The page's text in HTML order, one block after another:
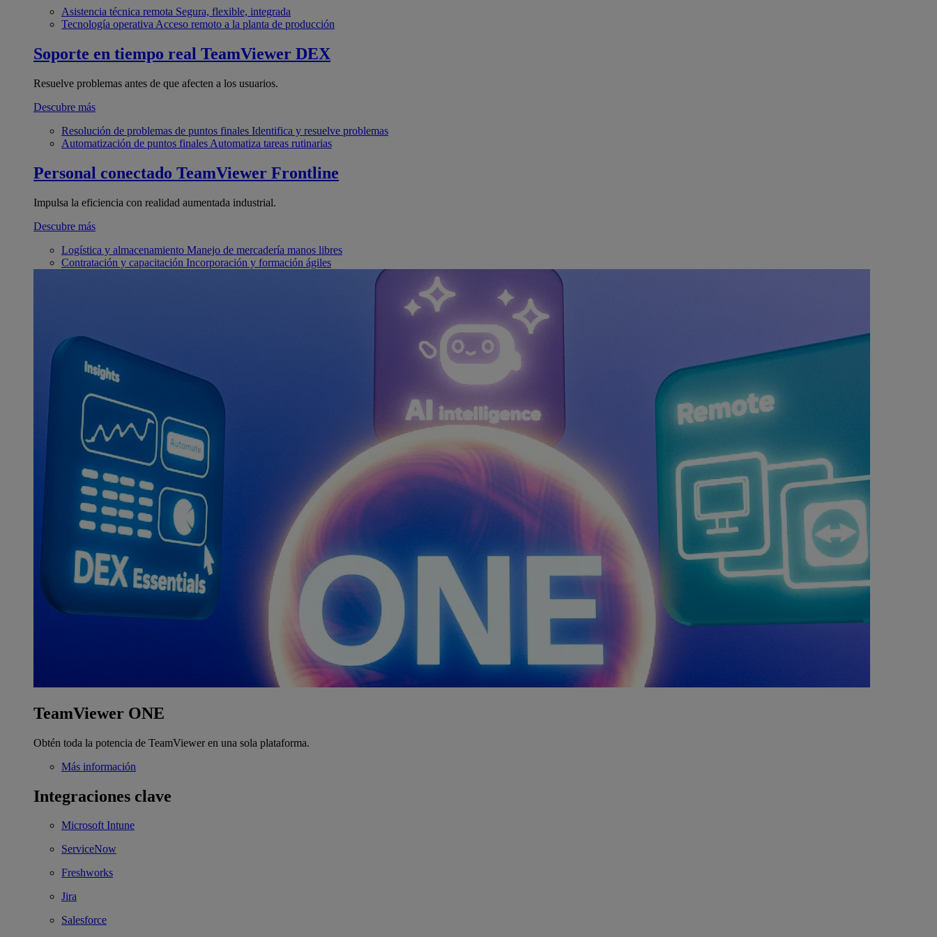
Asistencia técnica remota Segura, flexible, integrada
Tecnología operativa Acceso remoto a la planta de producción
Soporte en tiempo real TeamViewer DEX
Resuelve problemas antes de que afecten a los usuarios.
Descubre más
Resolución de problemas de puntos finales Identifica y resuelve problemas
Automatización de puntos finales Automatiza tareas rutinarias
Personal conectado TeamViewer Frontline
Impulsa la eficiencia con realidad aumentada industrial.
Descubre más
Logística y almacenamiento Manejo de mercadería manos libres
Contratación y capacitación Incorporación y formación ágiles
TeamViewer ONE
Obtén toda la potencia de TeamViewer en una sola plataforma.
Más información
Integraciones clave
Microsoft Intune
ServiceNow
Freshworks
Jira
Salesforce